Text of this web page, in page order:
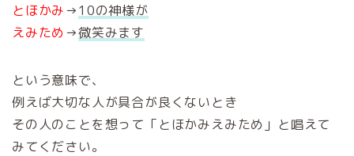
とほかみ →10の神様が
えみため →微笑みます
という意味で、
例えば大切な人が具合が良くないとき
その人のことを想って「とほかみえみため」と唱えて
みてください。